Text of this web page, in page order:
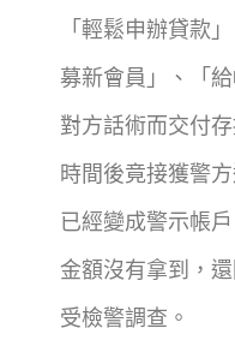
「輕鬆申辦貸款
募新會員」、「
對方話術而交付
時間後竟接獲警
已經變成警示帳
金額沒有拿到，
受檢警調查。